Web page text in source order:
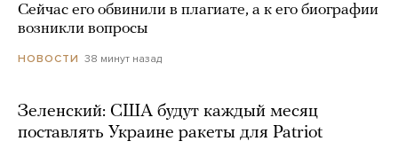
Сейчас его обвинили в плагиате, а к его биографии
возникли вопросы
НОВОСТИ 38 минут назад
Зеленский: США будут каждый месяц
поставлять Украине ракеты для Patriot